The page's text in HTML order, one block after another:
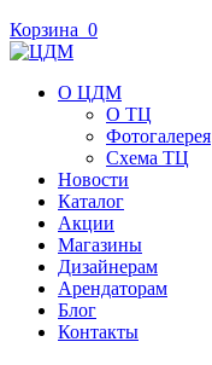
Корзина 0
О ЦДМ
О ТЦ
Фотогалерея
Схема ТЦ
Новости
Каталог
Акции
Магазины
Дизайнерам
Арендаторам
Блог
Контакты